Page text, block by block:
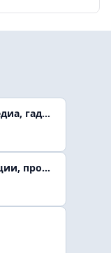
Палач Говорит | IT, медиа, гaджеты, скидки
«Палач» | Скидки, акции, промокоды